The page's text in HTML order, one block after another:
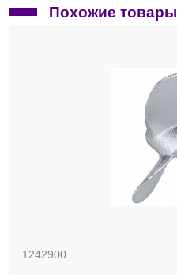
Похожие товары
1242900